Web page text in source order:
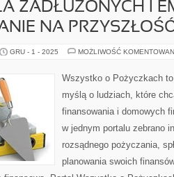
ZADŁUŻONYCH I
NA
GRU - 1 - 2025 MOŻLIWOŚĆ
Wszystko o Pożyczkach
myślą o ludziach, które
finansowania i domowych
w jednym portalu zebrano
rozsądnego pożyczania,
planowania swoich